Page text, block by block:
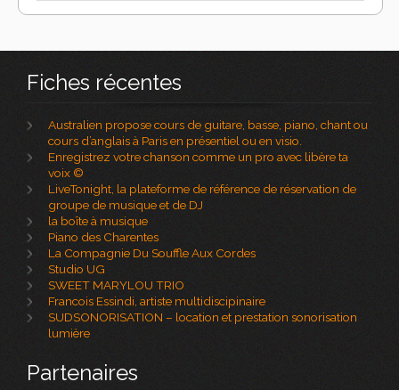
Fiches récentes
Australien propose cours de guitare, basse, piano, chant ou
cours d’anglais à Paris en présentiel ou en visio.
Enregistrez votre chanson comme un pro avec libère ta
voix ©
LiveTonight, la plateforme de référence de réservation de
groupe de musique et de DJ
la boîte à musique
Piano des Charentes
La Compagnie Du Souffle Aux Cordes
Studio UG
SWEET MARYLOU TRIO
Francois Essindi, artiste multidiscipinaire
SUDSONORISATION – location et prestation sonorisation
lumière
Partenaires